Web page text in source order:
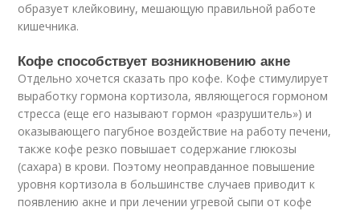
образует клейковину, мешающую правильной работе
кишечника.
Кофе способствует возникновению акне
Отдельно хочется сказать про кофе. Кофе стимулирует
выработку гормона кортизола, являющегося гормоном
стресса (еще его называют гормон «разрушитель») и
оказывающего пагубное воздействие на работу печени,
также кофе резко повышает содержание глюкозы
(сахара) в крови. Поэтому неоправданное повышение
уровня кортизола в большинстве случаев приводит к
появлению акне и при лечении угревой сыпи от кофе